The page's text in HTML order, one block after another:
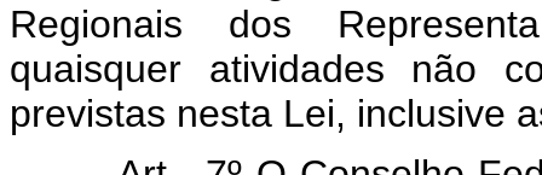
Regionais dos
quaisquer atividades não
previstas nesta Lei, inclusive